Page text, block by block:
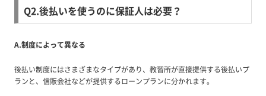
Q2.後払いを使うのに保証人は必要？
A.制度によって異なる
後払い制度にはさまざまなタイプがあり、教習所が直接提供する後払いプ
ランと、信販会社などが提供するローンプランに分かれます。